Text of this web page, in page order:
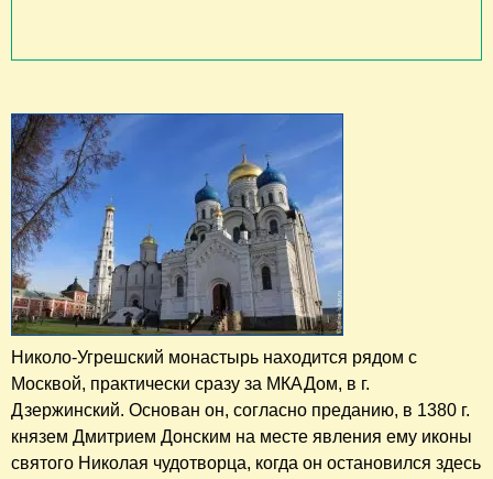
Николо-Угрешский монастырь находится рядом с
Москвой, практически сразу за МКАДом, в г.
Дзержинский. Основан он, согласно преданию, в 1380 г.
князем Дмитрием Донским на месте явления ему иконы
святого Николая чудотворца, когда он остановился здесь